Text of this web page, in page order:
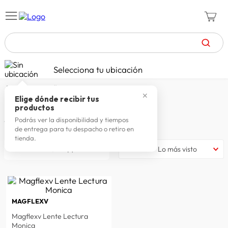
TÉRMINOS MÁS BUSCADOS
1. celulares
2. zapatillas mujer
3. zapatillas hombre
4. moda
zapatillas
7 . laptop
8. terrex
9. lavadora
Selecciona tu ubicación
✕
Elige dónde recibir tus
productos
Podrás ver la disponibilidad y tiempos
de entrega para tu despacho o retiro en
tienda.
magflexv
MAGFLEXV
1 producto
Lo más visto
MAGFLEXV
Magflexv Lente Lectura
Monica